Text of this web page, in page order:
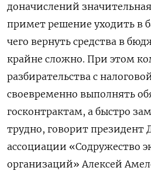
доначислений
примет решение уходить в
чего вернуть средства в
крайне сложно. При этом
разбирательства с
своевременно выполнять
госконтрактам, а быстро
трудно, говорит президент
ассоциации «Содружество
организаций» Алексей